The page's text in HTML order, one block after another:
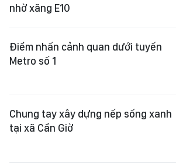
nhờ xăng E10
Điểm nhấn cảnh quan dưới tuyến
Metro số 1
Chung tay xây dựng nếp sống xanh
tại xã Cần Giờ